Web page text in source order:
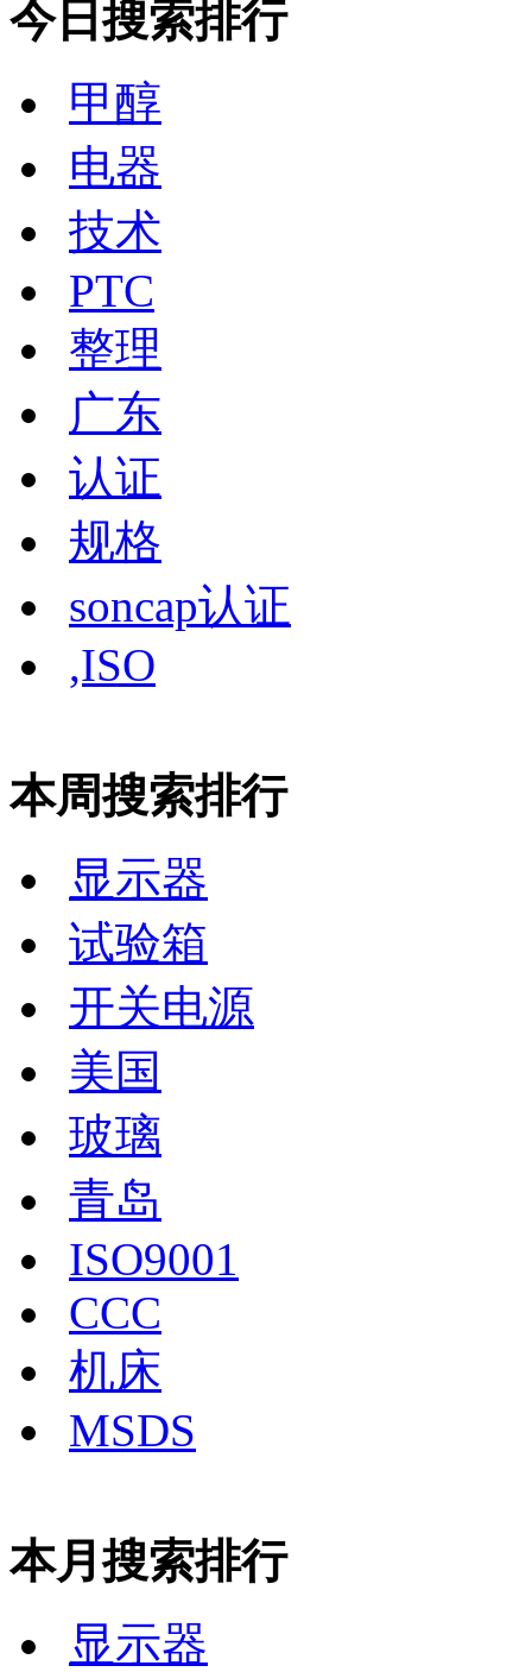
今日搜索排行
甲醇
电器
技术
PTC
整理
广东
认证
规格
soncap认证
,ISO
本周搜索排行
显示器
试验箱
开关电源
美国
玻璃
青岛
ISO9001
CCC
机床
MSDS
本月搜索排行
显示器